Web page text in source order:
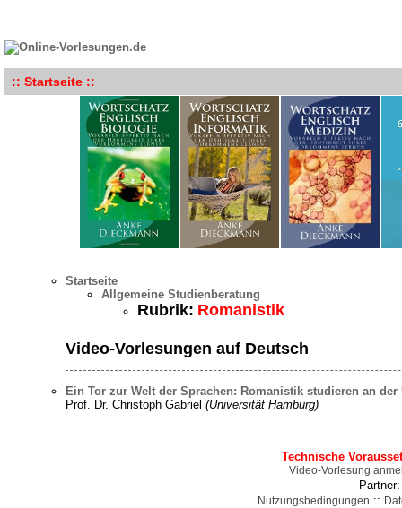
:: Startseite ::
Startseite
Allgemeine Studienberatung
Rubrik: Romanistik
Video-Vorlesungen auf Deutsch
Ein Tor zur Welt der Sprachen: Romanistik studieren an
Prof. Dr. Christoph Gabriel (Universität Hamburg)
Technische
Video-Vorlesung
Nutzungsbedingungen ::